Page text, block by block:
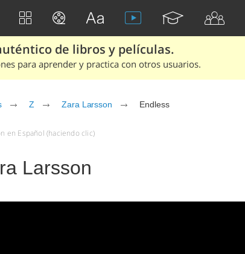
de libros y películas.
para aprender y practica con otros usuarios.
Z Zara Larsson Endless
en Español (haciendo clic)
Larsson